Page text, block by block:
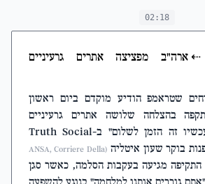
02:18
⇠ ארה"ב מפציצה אתרים גרעיניים
שטראמפ הודיע מוקדם ביום ראשון
בהצלחה שלושה אתרים גרעיניים
באיראן," והכריז "עכשיו זה הזמן לשלום" ב-Truth Social
(ANSA, Corriere Della
התקיפה מגיעה בעקבות הסלמה, כאשר סגן